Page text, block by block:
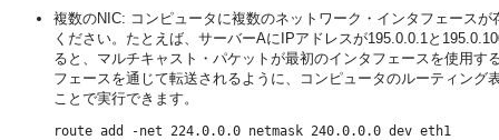
複数のNIC: コンピュータに複数のネットワーク・インタフェースが
ください。たとえば、サーバーAにIPアドレスが195.0.0.1と
ると、マルチキャスト・パケットが最初のインタフェースを使用
フェースを通じて転送されるように、コンピュータのルーティン
ことで実行できます。